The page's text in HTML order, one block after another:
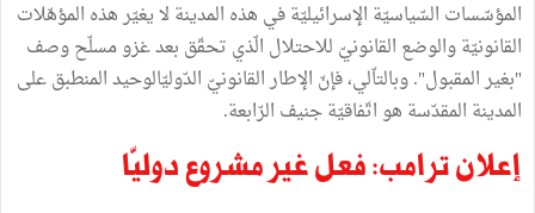
المؤسّسات السّياسيّة الإسرائيليّة في هذه المدينة لا يغيّر هذه المؤهّلات
القانونيّة والوضع القانونيّ للاحتلال الّذي تحقّق بعد غزو مسلّح وصف
"بغير المقبول". وبالتاّلي، فإنّ الإطار القانونيّ الدّوليّالوحيد المنطبق على
المدينة المقدّسة هو اتّفاقيّة جنيف الرّابعة.
إعلان ترامب: فعل غير مشروع دوليّا